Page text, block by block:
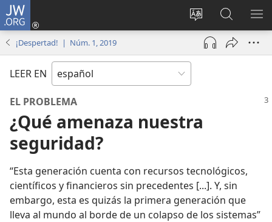
JW.ORG
Cambiar
idioma
del sitio
Iniciar
sesión
(abre
nueva
en
jw.org
¡Despertad! | Núm. 1, 2019
LEER EN
EL PROBLEMA
¿Qué amenaza nuestra
seguridad?
“Esta generación cuenta con recursos tecnológicos,
científicos y financieros sin precedentes [...]. Y, sin
embargo, esta es quizás la primera generación que
lleva al mundo al borde de un colapso de los sistemas”